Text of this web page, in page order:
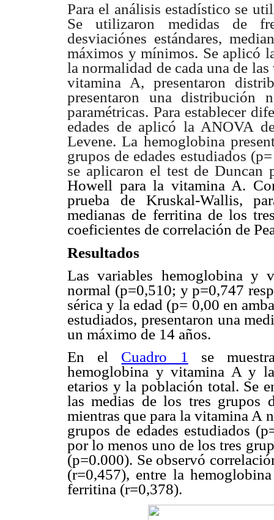
Para el análisis estadístico se
Se utilizaron medidas de
desviaciónes estándares,
máximos y mínimos. Se aplicó
la normalidad de cada una de
vitamina A, presentaron
presentaron una distribución
paramétricas. Para establecer
edades de aplicó la ANOVA
Levene. La hemoglobina
grupos de edades estudiados (p=
se aplicaron el test de Duncan
Howell para la vitamina A.
prueba de Kruskal-Wallis,
medianas de ferritina de los
coeficientes de correlación de
Resultados
Las variables hemoglobina y
normal (p=0,510; y p=0,747
sérica y la edad (p= 0,00 en
estudiados, presentaron una
un máximo de 14 años.
En el Cuadro 1
se
hemoglobina y vitamina A y
etarios y la población total. Se
las medias de los tres grupos
mientras que para la vitamina A
grupos de edades estudiados
por lo menos uno de los tres
(p=0.000). Se observó
(r=0,457), entre la
ferritina (r=0,378).